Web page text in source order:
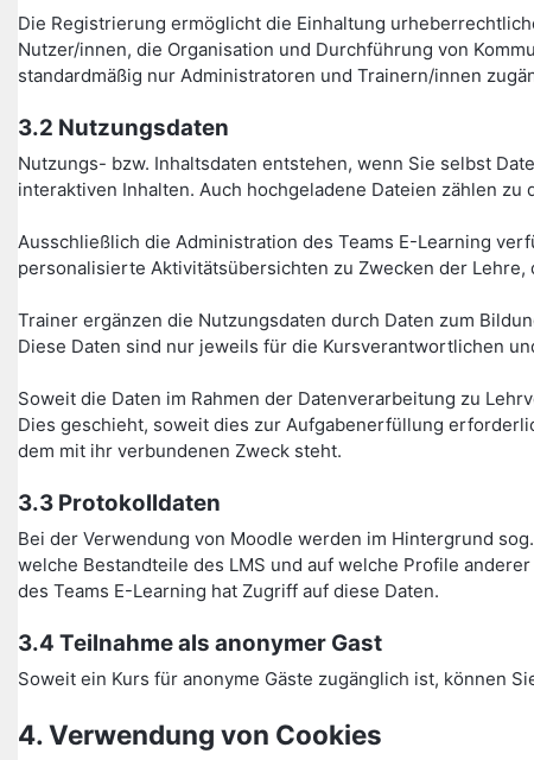
Die Registrierung ermöglicht die Einhaltung
Nutzer/innen, die Organisation und Durchführung von
standardmäßig nur Administratoren und Trainern/innen
3.2 Nutzungsdaten
Nutzungs- bzw. Inhaltsdaten entstehen, wenn Sie selbst
interaktiven Inhalten. Auch hochgeladene Dateien zählen zu
Ausschließlich die Administration des Teams E-Learning
personalisierte Aktivitätsübersichten zu Zwecken der
Trainer ergänzen die Nutzungsdaten durch Daten zum
Diese Daten sind nur jeweils für die Kursverantwortlichen
Soweit die Daten im Rahmen der Datenverarbeitung zu
Dies geschieht, soweit dies zur Aufgabenerfüllung
dem mit ihr verbundenen Zweck steht.
3.3 Protokolldaten
Bei der Verwendung von Moodle werden im Hintergrund
welche Bestandteile des LMS und auf welche Profile
des Teams E-Learning hat Zugriff auf diese Daten.
3.4 Teilnahme als anonymer Gast
Soweit ein Kurs für anonyme Gäste zugänglich ist, können
4. Verwendung von Cookies